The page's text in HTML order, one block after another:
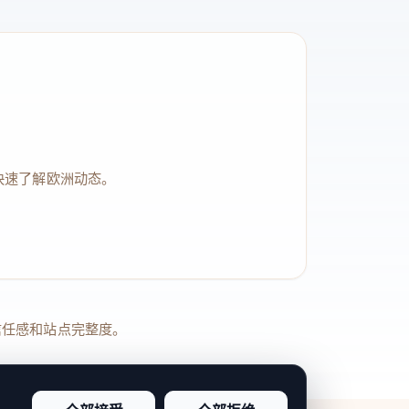
了解欧洲动态。
感和站点完整度。